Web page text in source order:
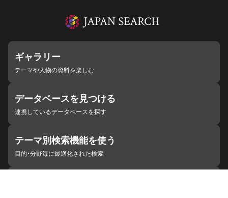
ギャラリー
テーマや人物の資料を楽しむ
データベースを見つける
連携しているデータベースを探す
テーマ別検索機能を使う
目的・分野毎に最適化された検索